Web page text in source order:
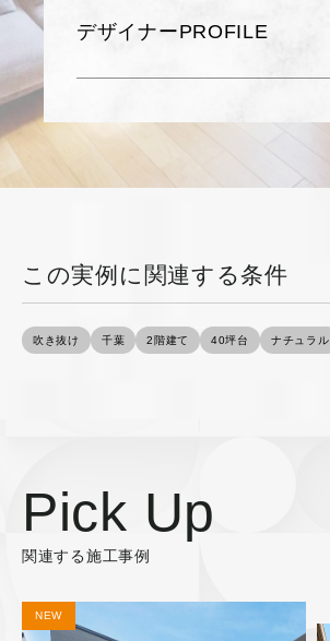
デザイナーPROFILE
この実例に関連する条件
吹き抜け 千葉 2階建て 40坪台 ナチュラル
Pick Up
関連する施工事例